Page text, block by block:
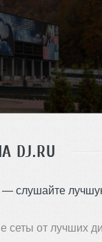
DJ.RU
— слушайте
сеты от лучших
комплекс